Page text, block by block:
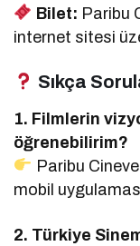
Bilet: Paribu
internet sitesi
Sıkça
1. Filmlerin
öğrenebilirim?
Paribu
mobil
2. Türkiye